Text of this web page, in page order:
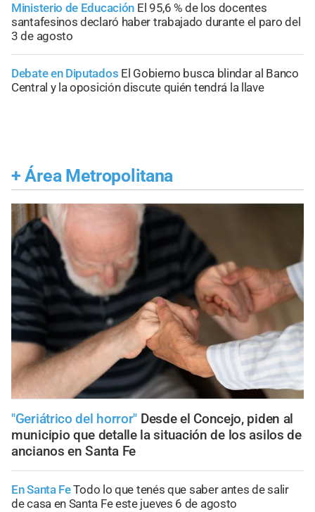
Ministerio de Educación El 95,6 % de los docentes
santafesinos declaró haber trabajado durante el paro del
3 de agosto
Debate en Diputados El Gobierno busca blindar al Banco
Central y la oposición discute quién tendrá la llave
+ Área Metropolitana
"Geriátrico del horror" Desde el Concejo, piden al
municipio que detalle la situación de los asilos de
ancianos en Santa Fe
En Santa FeTodo lo que tenés que saber antes de salir
de casa en Santa Fe este jueves 6 de agosto